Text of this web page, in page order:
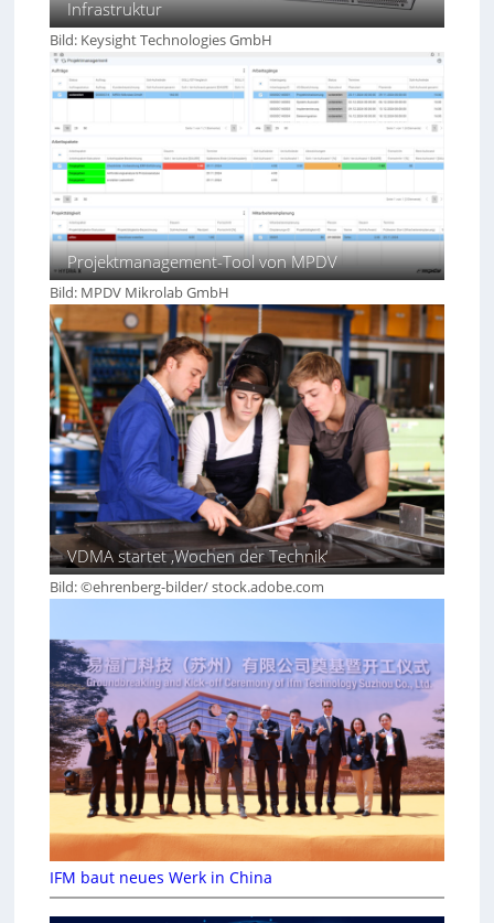
v
e
r
i
d
n
d
u
t
r
0
Infrastruktur
Bild: Keysight Technologies GmbH
Projektmanagement-Tool von MPDV
Bild: MPDV Mikrolab GmbH
VDMA startet ‚Wochen der Technik‘
Bild: ©ehrenberg-bilder/ stock.adobe.com
IFM baut neues Werk in China